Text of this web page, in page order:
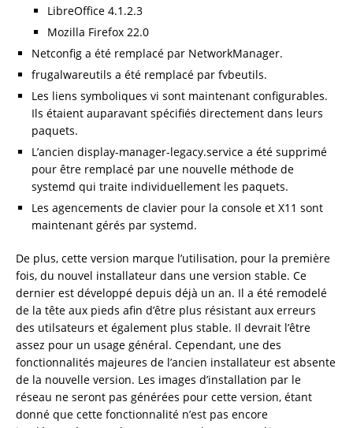
LibreOffice 4.1.2.3
Mozilla Firefox 22.0
Netconfig a été remplacé par NetworkManager.
frugalwareutils a été remplacé par fvbeutils.
Les liens symboliques vi sont maintenant configurables.
Ils étaient auparavant spécifiés directement dans leurs
paquets.
L’ancien display-manager-legacy.service a été supprimé
pour être remplacé par une nouvelle méthode de
systemd qui traite individuellement les paquets.
Les agencements de clavier pour la console et X11 sont
maintenant gérés par systemd.
De plus, cette version marque l’utilisation, pour la première
fois, du nouvel installateur dans une version stable. Ce
dernier est développé depuis déjà un an. Il a été remodelé
de la tête aux pieds afin d’être plus résistant aux erreurs
des utilsateurs et également plus stable. Il devrait l’être
assez pour un usage général. Cependant, une des
fonctionnalités majeures de l’ancien installateur est absente
de la nouvelle version. Les images d’installation par le
réseau ne seront pas générées pour cette version, étant
donné que cette fonctionnalité n’est pas encore